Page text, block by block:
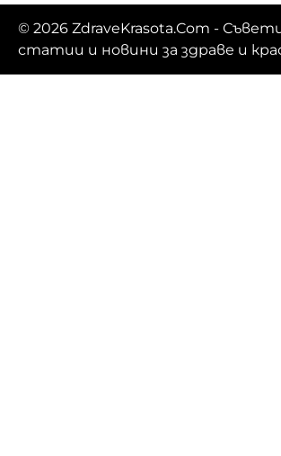
© 2026 ZdraveKrasota.Com -
статии и новини за здраве и